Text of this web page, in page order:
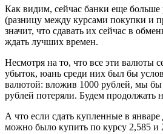
Как видим, сейчас банки еще
(разницу между курсами покупки и
значит, что сдавать их сейчас в
ждать лучших времен.
Несмотря на то, что все эти валюты
убыток, юань среди них был бы
валютой: вложив 1000 рублей, мы бы
рублей потеряли. Будем продолжать
А что если сдать купленные в
можно было купить по курсу 2,585 и